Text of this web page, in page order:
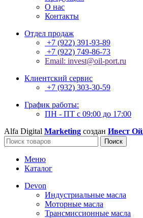
О нас
Контакты
Отдел продаж
+7 (922) 391-93-89
+7 (922) 749-86-73
Email: invest@oil-port.ru
Клиентский сервис
+7 (932) 303-30-59
График работы:
ПН - ПТ с 09:00 до 17:00
Alfa Digital Marketing создан Ивест
Поиск
Меню
Каталог
Devon
Индустриальные масла
Моторные масла
Трансмиссионные масла